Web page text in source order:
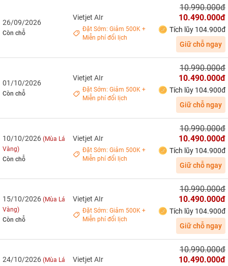
26/09/2026
Còn chỗ
Vietjet AIr
Đặt Sớm: Giảm 500K +
Miễn phí đổi lịch
10.990.000đ
10.490.000đ
Tích lũy 104.900đ
Giữ chỗ ngay
01/10/2026
Còn chỗ
Vietjet AIr
Đặt Sớm: Giảm 500K +
Miễn phí đổi lịch
10.990.000đ
10.490.000đ
Tích lũy 104.900đ
Giữ chỗ ngay
10/10/2026 (Mùa Lá
Vàng)
Còn chỗ
Vietjet AIr
Đặt Sớm: Giảm 500K +
Miễn phí đổi lịch
10.990.000đ
10.490.000đ
Tích lũy 104.900đ
Giữ chỗ ngay
15/10/2026 (Mùa Lá
Vàng)
Còn chỗ
Vietjet AIr
Đặt Sớm: Giảm 500K +
Miễn phí đổi lịch
10.990.000đ
10.490.000đ
Tích lũy 104.900đ
Giữ chỗ ngay
24/10/2026 (Mùa Lá
Vietjet AIr
10.990.000đ
10.490.000đ